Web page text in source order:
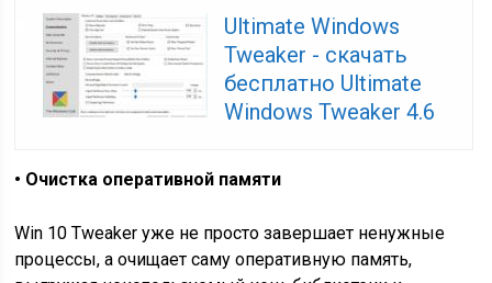
Ultimate Windows
Tweaker - скачать
бесплатно Ultimate
Windows Tweaker 4.6
• Очистка оперативной памяти
Win 10 Tweaker уже не просто завершает ненужные
процессы, а очищает саму оперативную память,